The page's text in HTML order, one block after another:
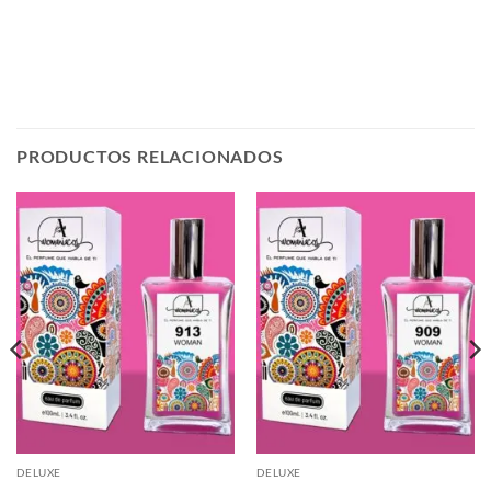
PRODUCTOS RELACIONADOS
DELUXE DELUXE